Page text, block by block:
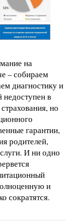
на
– собираем
диагностику и
в
но
гарантии,
родителей,
И ни одно
и
сократятся.